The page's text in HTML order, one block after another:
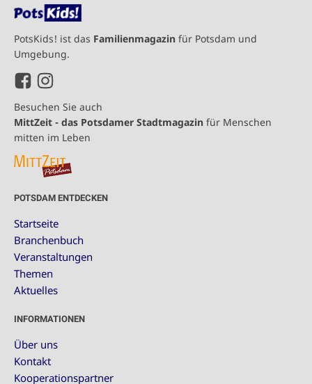
PotsKids! ist das Familienmagazin für Potsdam und
Umgebung.
Besuchen Sie auch
MittZeit - das Potsdamer Stadtmagazin für Menschen
mitten im Leben
POTSDAM ENTDECKEN
Startseite
Branchenbuch
Veranstaltungen
Themen
Aktuelles
INFORMATIONEN
Über uns
Kontakt
Kooperationspartner